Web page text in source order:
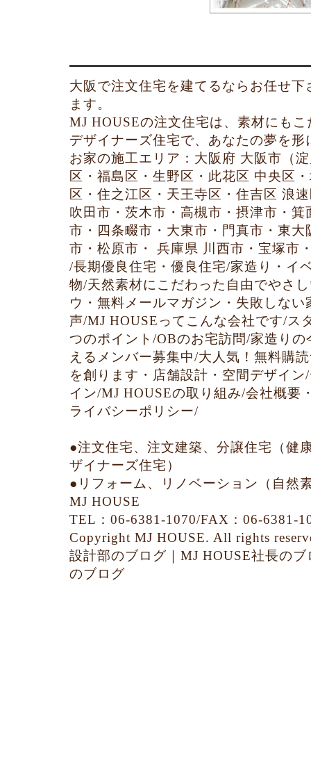
大阪で注文住宅を建てるならお任せ
ます。
MJ HOUSEの注文住宅は、素材にも
デザイナーズ住宅で、あなたの夢を形
お家の施工エリア：大阪府 大阪市（
区・福島区・生野区・此花区 中央区
区・住之江区・天王寺区・住吉区 浪
吹田市・茨木市・高槻市・摂津市・
市・四条畷市・大東市・門真市・東
市・松原市・ 兵庫県 川西市・宝塚市
/長期優良住宅・優良住宅/家造り・イ
物/天然素材にこだわった自由でやさ
ウ・無料メールマガジン・失敗しない
声/MJ HOUSEってこんな会社です/ス
つのポイント /OBのお宅訪問/家造りの
えるメンバー募集中/大人気！無料購
を創ります・店舗設計・空間デザイン/
イン/MJ HOUSEの取り組み/会社概要
ライバシーポリシー/
●注文住宅、注文建築、分譲住宅（健
ザイナーズ住宅）
●リフォーム、リノベーション（自然
MJ HOUSE
TEL：06-6381-1070/FAX：06-6381-
Copyright MJ HOUSE. All rights
設計部のブログ
MJ HOUSE社長のブ
のブログ